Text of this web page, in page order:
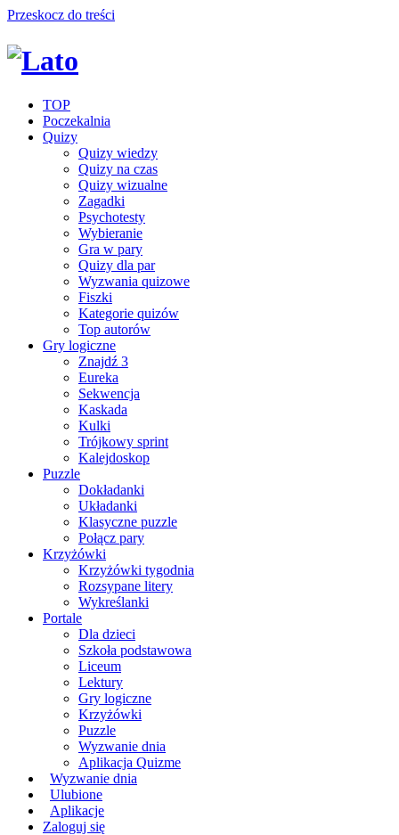
Przeskocz do treści
TOP
Poczekalnia
Quizy
Quizy wiedzy
Quizy na czas
Quizy wizualne
Zagadki
Psychotesty
Wybieranie
Gra w pary
Quizy dla par
Wyzwania quizowe
Fiszki
Kategorie quizów
Top autorów
Gry logiczne
Znajdź 3
Eureka
Sekwencja
Kaskada
Kulki
Trójkowy sprint
Kalejdoskop
Puzzle
Dokładanki
Układanki
Klasyczne puzzle
Połącz pary
Krzyżówki
Krzyżówki tygodnia
Rozsypane litery
Wykreślanki
Portale
Dla dzieci
Szkoła podstawowa
Liceum
Lektury
Gry logiczne
Krzyżówki
Puzzle
Wyzwanie dnia
Aplikacja Quizme
Wyzwanie dnia
Ulubione
Aplikacje
Zaloguj się